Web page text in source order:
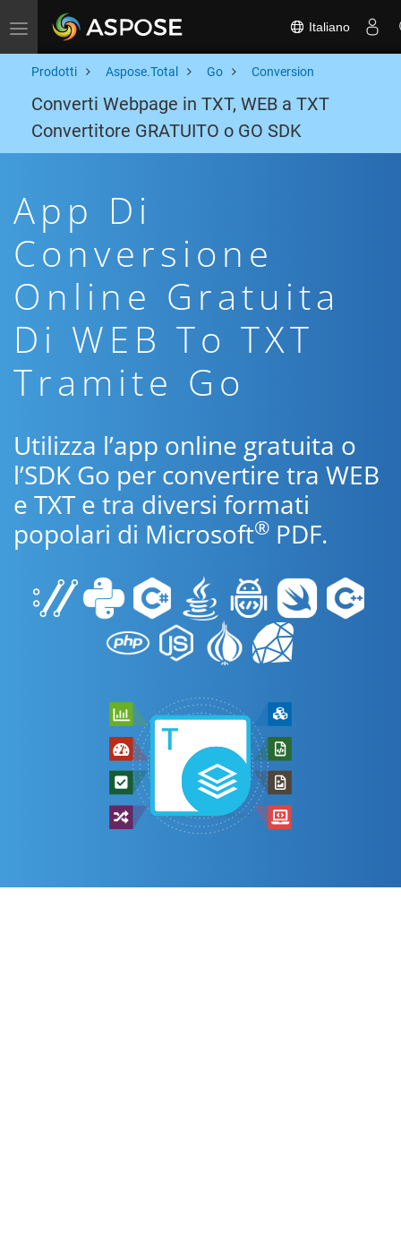
Toggle navigation Italiano
Prodotti Aspose.Total Go Conversion
Converti Webpage in TXT, WEB a TXT
Convertitore GRATUITO o GO SDK
App Di
Conversione
Online Gratuita
Di WEB To TXT
Tramite Go
Utilizza l’app online gratuita o
l’SDK Go per convertire tra WEB
e TXT e tra diversi formati
popolari di Microsoft® PDF.